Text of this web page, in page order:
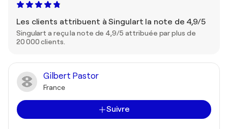
Les clients attribuent à Singulart la note de 4,9/5
Singulart a reçu la note de 4,9/5 attribuée par plus de
20 000 clients.
Gilbert Pastor
France
Suivre